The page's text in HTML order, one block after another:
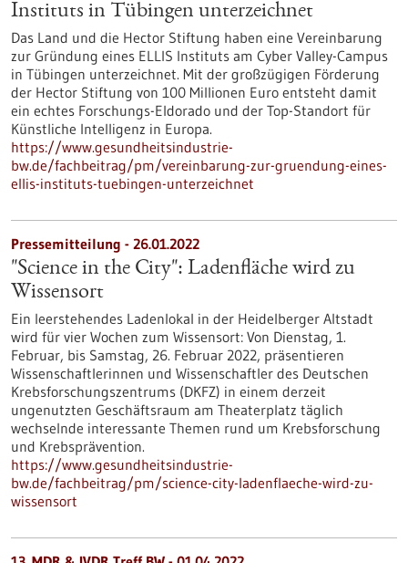
Instituts in Tübingen unterzeichnet
Das Land und die Hector Stiftung haben eine Vereinbarung
zur Gründung eines ELLIS Instituts am Cyber Valley-Campus
in Tübingen unterzeichnet. Mit der großzügigen Förderung
der Hector Stiftung von 100 Millionen Euro entsteht damit
ein echtes Forschungs-Eldorado und der Top-Standort für
Künstliche Intelligenz in Europa.
https://www.gesundheitsindustrie-
bw.de/fachbeitrag/pm/vereinbarung-zur-gruendung-eines-
ellis-instituts-tuebingen-unterzeichnet
Pressemitteilung - 26.01.2022
"Science in the City": Ladenfläche wird zu
Wissensort
Ein leerstehendes Ladenlokal in der Heidelberger Altstadt
wird für vier Wochen zum Wissensort: Von Dienstag, 1.
Februar, bis Samstag, 26. Februar 2022, präsentieren
Wissenschaftlerinnen und Wissenschaftler des Deutschen
Krebsforschungszentrums (DKFZ) in einem derzeit
ungenutzten Geschäftsraum am Theaterplatz täglich
wechselnde interessante Themen rund um Krebsforschung
und Krebsprävention.
https://www.gesundheitsindustrie-
bw.de/fachbeitrag/pm/science-city-ladenflaeche-wird-zu-
wissensort